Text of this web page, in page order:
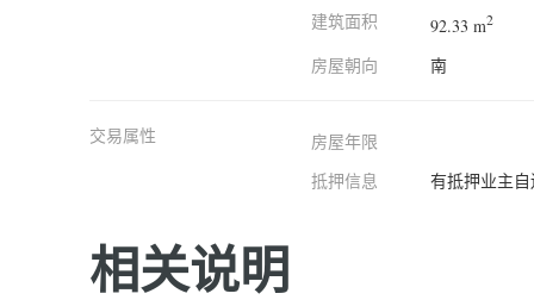
建筑面积
92.33 m2
房屋朝向 南
交易属性
房屋年限
抵押信息
有抵押业主
相关说明